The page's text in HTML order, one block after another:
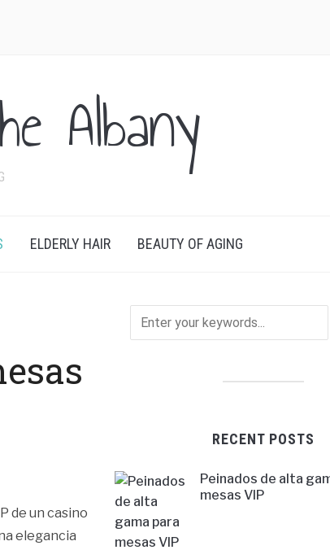
Albany
ELDERLY HAIR BEAUTY OF AGING
de un casino
elegancia
RECENT POSTS
Peinados de alta
mesas VIP